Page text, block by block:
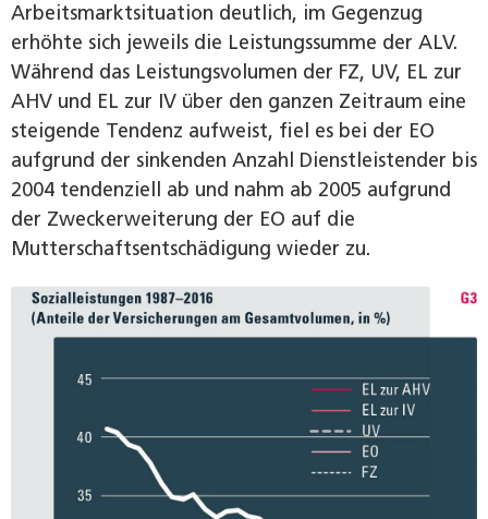
Arbeitsmarktsituation deutlich, im Gegenzug
erhöhte sich jeweils die Leistungssumme der ALV.
Während das Leistungsvolumen der FZ, UV, EL zur
AHV und EL zur IV über den ganzen Zeitraum eine
steigende Tendenz aufweist, fiel es bei der EO
aufgrund der sinkenden Anzahl Dienstleistender bis
2004 tendenziell ab und nahm ab 2005 aufgrund
der Zweckerweiterung der EO auf die
Mutterschaftsentschädigung wieder zu.